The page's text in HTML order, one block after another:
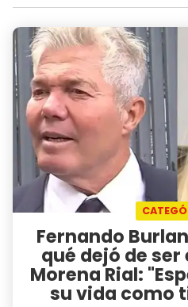
Fernando
qué dejó de
Morena Rial:
su vida como